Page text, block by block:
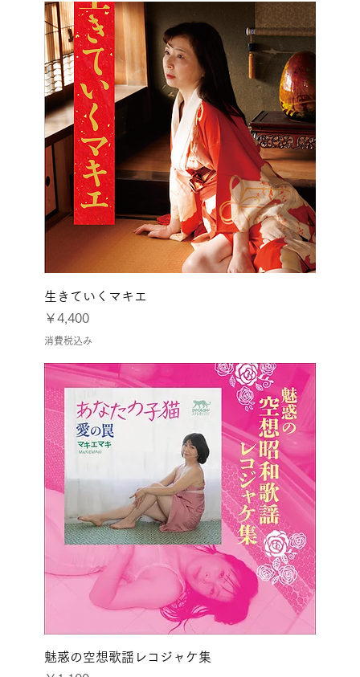
生きていくマキエ
価格
￥4,400
消費税込み
魅惑の空想歌謡レコジャケ集